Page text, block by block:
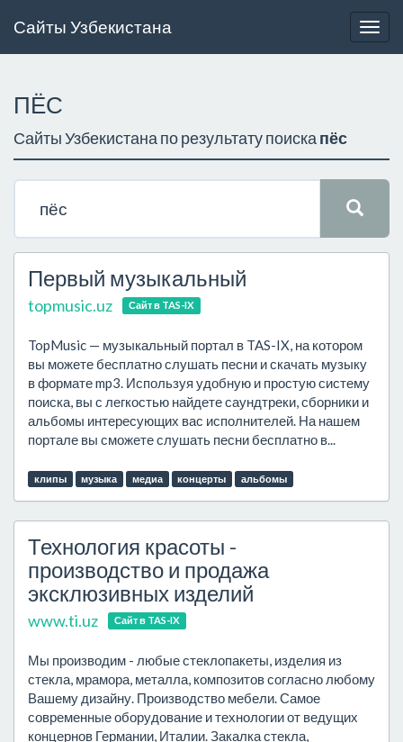
Сайты Узбекистана
ПЁС
Сайты Узбекистана по результату поиска пёс
Первый музыкальный
topmusic.uz Сайт в TAS-IX
TopMusic — музыкальный портал в TAS-IX, на котором
вы можете бесплатно слушать песни и скачать музыку
в формате mp3. Используя удобную и простую систему
поиска, вы с легкостью найдете саундтреки, сборники и
альбомы интересующих вас исполнителей. На нашем
портале вы сможете слушать песни бесплатно в...
клипы музыка медиа концерты альбомы
Технология красоты -
производство и продажа
эксклюзивных изделий
www.ti.uz Сайт в TAS-IX
Мы производим - любые стеклопакеты, изделия из
стекла, мрамора, металла, композитов согласно любому
Вашему дизайну. Производство мебели. Самое
современные оборудование и технологии от ведущих
концернов Германии, Италии. Закалка стекла,